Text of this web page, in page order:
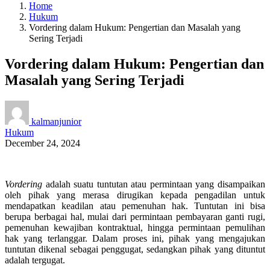
Home
Hukum
Vordering dalam Hukum: Pengertian dan Masalah yang
Sering Terjadi
Vordering dalam Hukum: Pengertian dan
Masalah yang Sering Terjadi
kalmanjunior
Hukum
December 24, 2024
Vordering adalah suatu tuntutan atau permintaan yang disampaikan
oleh pihak yang merasa dirugikan kepada pengadilan untuk
mendapatkan keadilan atau pemenuhan hak. Tuntutan ini bisa
berupa berbagai hal, mulai dari permintaan pembayaran ganti rugi,
pemenuhan kewajiban kontraktual, hingga permintaan pemulihan
hak yang terlanggar. Dalam proses ini, pihak yang mengajukan
tuntutan dikenal sebagai penggugat, sedangkan pihak yang dituntut
adalah tergugat.